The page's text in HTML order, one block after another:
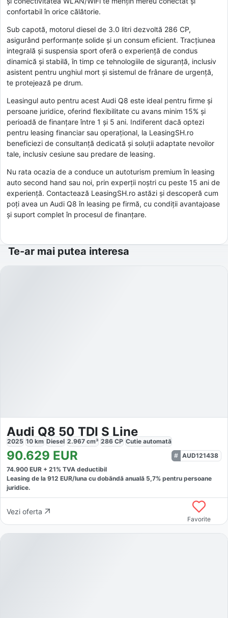
confortabil în orice călătorie.
Sub capotă, motorul diesel de 3.0 litri dezvoltă 286 CP,
asigurând performanțe solide și un consum eficient. Tracțiunea
integrală și suspensia sport oferă o experiență de condus
dinamică și stabilă, în timp ce tehnologiile de siguranță, inclusiv
asistent pentru unghiul mort și sistemul de frânare de urgență,
te protejează pe drum.
Leasingul auto pentru acest Audi Q8 este ideal pentru firme și
persoane juridice, oferind flexibilitate cu avans minim 15% și
perioadă de finanțare între 1 și 5 ani. Indiferent dacă optezi
pentru leasing financiar sau operațional, la LeasingSH.ro
beneficiezi de consultanță dedicată și soluții adaptate nevoilor
tale, inclusiv cesiune sau predare de leasing.
Nu rata ocazia de a conduce un autoturism premium în leasing
auto second hand sau noi, prin experții noștri cu peste 15 ani de
experiență. Contactează LeasingSH.ro astăzi și descoperă cum
poți avea un Audi Q8 în leasing pe firmă, cu condiții avantajoase
și suport complet în procesul de finanțare.
Te-ar mai putea interesa
Audi Q8 50 TDI S Line
2025 10 km Diesel 2.967 cm³ 286 CP Cutie automată
90.629 EUR
AUD121438
74.900 EUR + 21% TVA deductibil
Leasing de la 912 EUR/luna cu dobăndă anuală 5,7% pentru persoane
juridice.
Vezi oferta
Favorite